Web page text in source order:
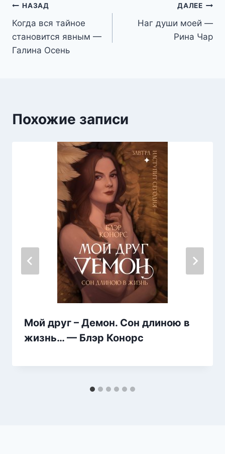
Навигация
по
записям
НАЗАД
Когда вся тайное
становится явным —
Галина Осень
ДАЛЕЕ
Наг души моей —
Рина Чар
Похожие записи
Мой друг – Демон. Сон длиною в
жизнь… — Блэр Конорс